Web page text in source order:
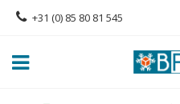
+31 (0) 85 80 81 545